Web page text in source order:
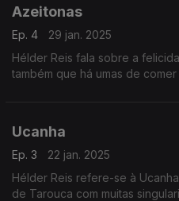
Azeitonas
Ep. 4
29 jan. 2025
Hélder Reis fala sobre a
Ucanha
Ep. 3
22 jan. 2025
Hélder Reis refere-se à
de Tarouca com muitas